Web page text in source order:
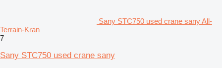
Sany STC750 used crane sany All-
Terrain-Kran
7
Sany STC750 used crane sany